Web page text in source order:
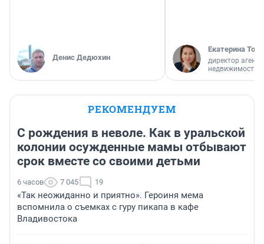
Денис Дедюхин
Екатерина
директор
недвижимости
РЕКОМЕНДУЕМ
С рождения в неволе. Как в уральской
колонии осужденные мамы отбывают
срок вместе со своими детьми
6 часов 7 045 19
«Так неожиданно и приятно». Героиня мема
вспомнила о съемках с гуру пикапа в кафе
Владивостока